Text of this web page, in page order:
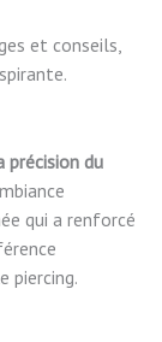
et conseils,
du
qui a renforcé
piercing.